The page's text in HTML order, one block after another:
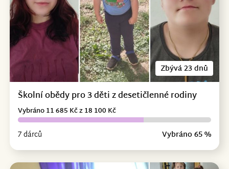
Zbývá 23 dnů
Školní obědy pro 3 děti z desetičlenné rodiny
7 dárců Vybráno 65 %
Vybráno 11 685 Kč z 18 100 Kč